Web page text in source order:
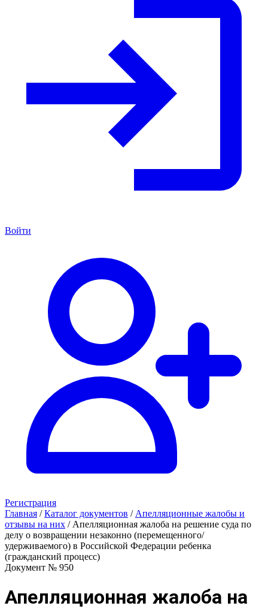
Войти
Регистрация
Главная / Каталог документов / Апелляционные жалобы и
отзывы на них / Апелляционная жалоба на решение суда по
делу о возвращении незаконно (перемещенного/
удерживаемого) в Российской Федерации ребенка
(гражданский процесс)
Документ № 950
Апелляционная жалоба на